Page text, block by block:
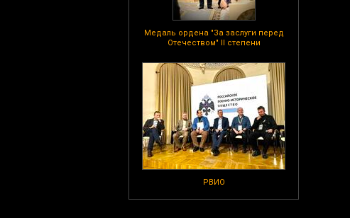
Медаль ордена "За заслуги перед
Отечеством" II степени
РВИО